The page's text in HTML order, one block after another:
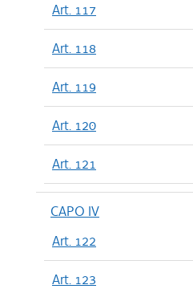
Art. 117
Art. 118
Art. 119
Art. 120
Art. 121
CAPO IV
Art. 122
Art. 123